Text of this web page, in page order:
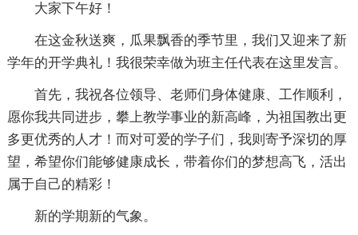
大家下午好！
在这金秋送爽，瓜果飘香的季节里，我们又迎来了新
学年的开学典礼！我很荣幸做为班主任代表在这里发言。
首先，我祝各位领导、老师们身体健康、工作顺利，
愿你我共同进步，攀上教学事业的新高峰，为祖国教出更
多更优秀的人才！而对可爱的学子们，我则寄予深切的厚
望，希望你们能够健康成长，带着你们的梦想高飞，活出
属于自己的精彩！
新的学期新的气象。